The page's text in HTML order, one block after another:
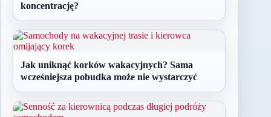
koncentrację?
Jak uniknąć korków wakacyjnych? Sama
wcześniejsza pobudka może nie wystarczyć